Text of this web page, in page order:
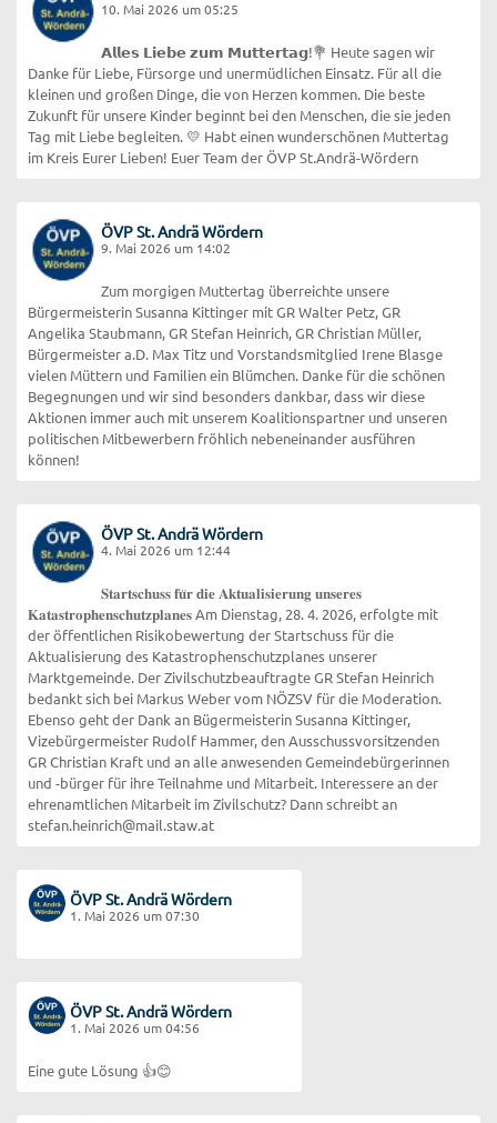
10. Mai 2026 um 05:25
𝗔𝗹𝗹𝗲𝘀 𝗟𝗶𝗲𝗯𝗲 𝘇𝘂𝗺 𝗠𝘂𝘁𝘁𝗲𝗿𝘁𝗮𝗴!💐 Heute sagen wir
Danke für Liebe, Fürsorge und unermüdlichen Einsatz. Für all die
kleinen und großen Dinge, die von Herzen kommen. Die beste
Zukunft für unsere Kinder beginnt bei den Menschen, die sie jeden
Tag mit Liebe begleiten. 💛 Habt einen wunderschönen Muttertag
im Kreis Eurer Lieben! Euer Team der ÖVP St.Andrä-Wördern
ÖVP St. Andrä Wördern
9. Mai 2026 um 14:02
Zum morgigen Muttertag überreichte unsere
Bürgermeisterin Susanna Kittinger mit GR Walter Petz, GR
Angelika Staubmann, GR Stefan Heinrich, GR Christian Müller,
Bürgermeister a.D. Max Titz und Vorstandsmitglied Irene Blasge
vielen Müttern und Familien ein Blümchen. Danke für die schönen
Begegnungen und wir sind besonders dankbar, dass wir diese
Aktionen immer auch mit unserem Koalitionspartner und unseren
politischen Mitbewerbern fröhlich nebeneinander ausführen
können!
ÖVP St. Andrä Wördern
4. Mai 2026 um 12:44
𝐒𝐭𝐚𝐫𝐭𝐬𝐜𝐡𝐮𝐬𝐬 𝐟𝐮̈𝐫 𝐝𝐢𝐞 𝐀𝐤𝐭𝐮𝐚𝐥𝐢𝐬𝐢𝐞𝐫𝐮𝐧𝐠 𝐮𝐧𝐬𝐞𝐫𝐞𝐬
𝐊𝐚𝐭𝐚𝐬𝐭𝐫𝐨𝐩𝐡𝐞𝐧𝐬𝐜𝐡𝐮𝐭𝐳𝐩𝐥𝐚𝐧𝐞𝐬 Am Dienstag, 28. 4. 2026, erfolgte mit
der öffentlichen Risikobewertung der Startschuss für die
Aktualisierung des Katastrophenschutzplanes unserer
Marktgemeinde. Der Zivilschutzbeauftragte GR Stefan Heinrich
bedankt sich bei Markus Weber vom NÖZSV für die Moderation.
Ebenso geht der Dank an Bügermeisterin Susanna Kittinger,
Vizebürgermeister Rudolf Hammer, den Ausschussvorsitzenden
GR Christian Kraft und an alle anwesenden Gemeindebürgerinnen
und -bürger für ihre Teilnahme und Mitarbeit. Interessere an der
ehrenamtlichen Mitarbeit im Zivilschutz? Dann schreibt an
stefan.heinrich@mail.staw.at
ÖVP St. Andrä Wördern
1. Mai 2026 um 07:30
ÖVP St. Andrä Wördern
1. Mai 2026 um 04:56
Eine gute Lösung 👍😊